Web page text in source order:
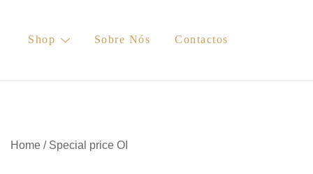
contentShop Sobre Nós Contactos
Home / Special price OI